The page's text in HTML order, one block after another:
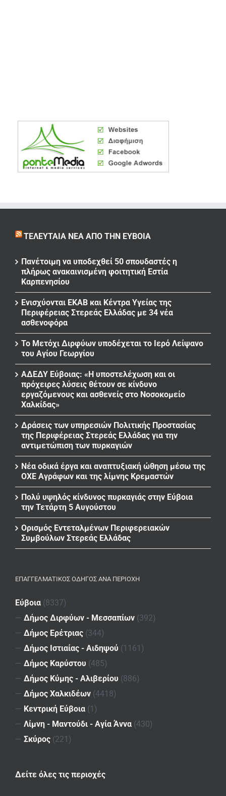
ΤΕΛΕΥΤΑΊΑ ΝΈΑ ΑΠΌ ΤΗΝ ΕΎΒΟΙΑ
Πανέτοιμη να υποδεχθεί 50 σπουδαστές η
πλήρως ανακαινισμένη φοιτητική Εστία
Καρπενησίου
Ενισχύονται ΕΚΑΒ και Κέντρα Υγείας της
Περιφέρειας Στερεάς Ελλάδας με 34 νέα
ασθενοφόρα
Το Μετόχι Διρφύων υποδέχεται το Ιερό Λείψανο
του Αγίου Γεωργίου
ΑΔΕΔΥ Εύβοιας: «Η υποστελέχωση και οι
πρόχειρες λύσεις θέτουν σε κίνδυνο
εργαζόμενους και ασθενείς στο Νοσοκομείο
Χαλκίδας»
Δράσεις των υπηρεσιών Πολιτικής Προστασίας
της Περιφέρειας Στερεάς Ελλάδας για την
αντιμετώπιση των πυρκαγιών
Νέα οδικά έργα και αναπτυξιακή ώθηση μέσω της
ΟΧΕ Αγράφων και της λίμνης Κρεμαστών
Πολύ υψηλός κίνδυνος πυρκαγιάς στην Εύβοια
την Τετάρτη 5 Αυγούστου
Ορισμός Εντεταλμένων Περιφερειακών
Συμβούλων Στερεάς Ελλάδας
ΕΠΑΓΓΕΛΜΑΤΙΚΌΣ ΟΔΗΓΌΣ ΑΝΆ ΠΕΡΙΟΧΉ
Εύβοια (8337)
— Δήμος Διρφύων - Μεσσαπίων (392)
— Δήμος Ερέτριας (344)
— Δήμος Ιστιαίας - Αιδηψού (1161)
— Δήμος Καρύστου (485)
— Δήμος Κύμης - Αλιβερίου (886)
— Δήμος Χαλκιδέων (4418)
— Κεντρική Εύβοια (1)
— Λίμνη - Μαντούδι - Αγία Άννα (430)
— Σκύρος (221)
Δείτε όλες τις περιοχές